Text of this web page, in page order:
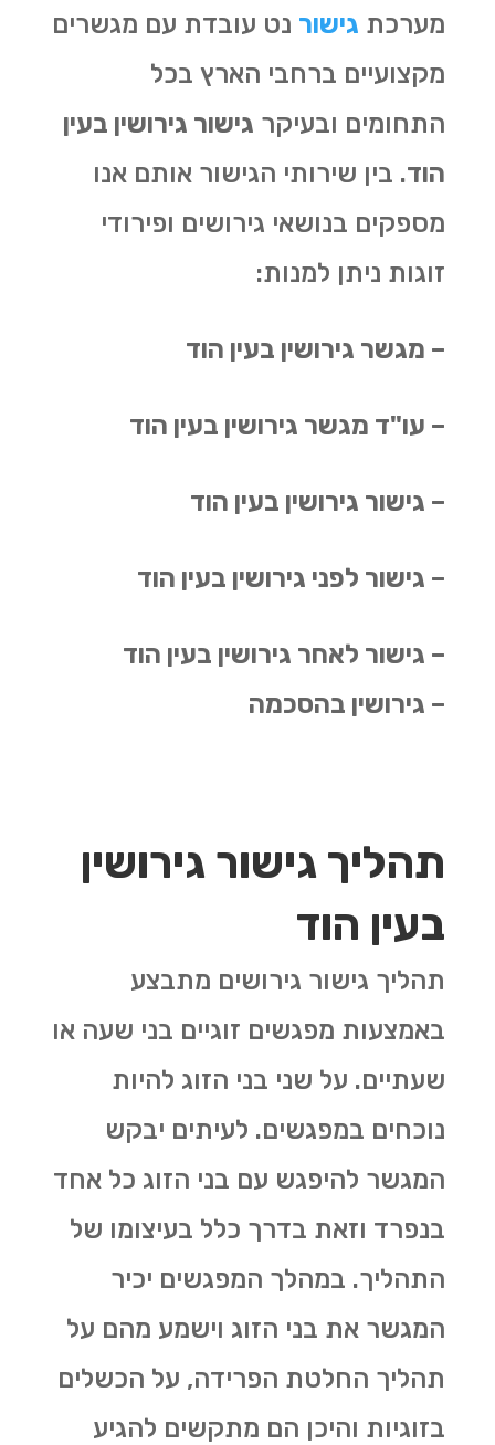
מערכת גישור נט עובדת עם מגשרים
מקצועיים ברחבי הארץ בכל
התחומים ובעיקר גישור גירושין בעין
הוד. בין שירותי הגישור אותם אנו
מספקים בנושאי גירושים ופירודי
זוגות ניתן למנות:
– מגשר גירושין בעין הוד
– עו"ד מגשר גירושין בעין הוד
– גישור גירושין בעין הוד
– גישור לפני גירושין בעין הוד
– גישור לאחר גירושין בעין הוד
– גירושין בהסכמה
תהליך גישור גירושין
בעין הוד
תהליך גישור גירושים מתבצע
באמצעות מפגשים זוגיים בני שעה או
שעתיים. על שני בני הזוג להיות
נוכחים במפגשים. לעיתים יבקש
המגשר להיפגש עם בני הזוג כל אחד
בנפרד וזאת בדרך כלל בעיצומו של
התהליך. במהלך המפגשים יכיר
המגשר את בני הזוג וישמע מהם על
תהליך החלטת הפרידה, על הכשלים
בזוגיות והיכן הם מתקשים להגיע